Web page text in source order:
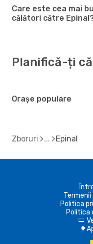
Care este cea mai
călători către
Planifică-ți
Orașe populare
Zboruri Epinal
Termenii
Politica
Politica
d
A